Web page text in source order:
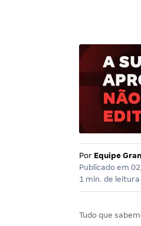
Por Equipe Gran
Publicado em
1 min. de leitura
Tudo que